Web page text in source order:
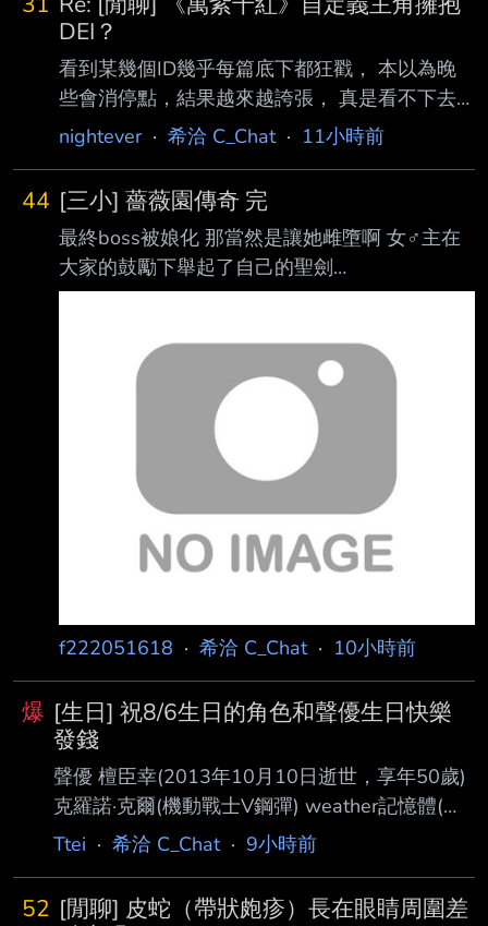
DEI？
看到某幾個ID幾乎每篇底下都狂戳， 本以為晚
些會消停點，結果越來越誇張， 真是看不下去
就問那些人一個問題： 你/妳 FE玩家嗎？ 不是
根本不是，那在吠吠什麼？） /// 我不算死忠FE
粉-- /風花雪月四線全通關，遊玩時數大概800+
（本命：帝彌托利！） /風花雪月無雙紅藍通
關，遊玩時數大概300+ （黃沒通關單純庫洛德
款，在初始選角時都沒有稱呼男女，只有名字和
nightever· 希洽 C_Chat· 11小時前
44 [三小] 薔薇園傳奇 完
最終boss被娘化 那當然是讓她雌墮啊 女♂主在
大家的鼓勵下舉起了自己的聖劍
https://imgpoi.com/i/OFNE8G.png 操你全家
運(娘)在男女主的齊心協力(３Ｐ)下回歸自然
https://imgpoi.com/i/OFNVL9.png 男主齊格短暫
活了又死了 最終結局女主鴒為了復活男主踏上
了旅程 https://imgpoi.com/i/OFND95.png
https://imgpoi.com/i/OFN
f222051618 · 希洽 C_Chat· 10小時前
爆 [生日] 祝8/6生日的角色和聲優生日快樂
發錢
聲優 檀臣幸(2013年10月10日逝世，享年50歲)
克羅諾·克爾(機動戰士V鋼彈) weather記憶體(假
面騎士W) 干柿鬼鮫(火影忍者) 折原征也，主任
小林直人(39) J少尉(灰色的迷宮) 黑豹逹奧、草原
Ttei · 希洽 C_Chat· 9小時前
52 [閒聊] 皮蛇（帶狀皰疹）長在眼睛周圍差